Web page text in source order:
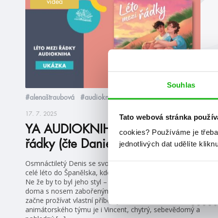
Souhlas
Tato webová stránka
cookies? Používáme je
jednotlivých dat udělíte
#alenaštraubová #audioknihy
17. 7. 2025
YA AUDIOKNIHY Léto mezi
řádky (čte Daniel Krejčík)
Osmnáctiletý Denis se svou přítelkyní Vendy odjíždí na
celé léto do Španělska, kde má působit jako animátor.
Ne že by to byl jeho styl – nejraději by prázdniny strávil
doma s nosem zabořeným do knihy. Místo toho však
začne prožívat vlastní příběh jako z románu. Členem
animátorského týmu je i Vincent, chytrý, sebevědomý a